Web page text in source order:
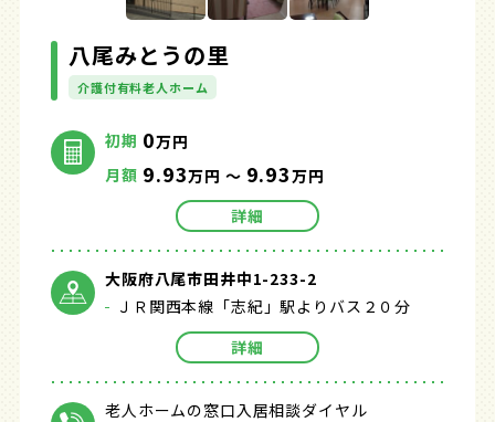
八尾みとうの里
介護付有料老人ホーム
初期 0万円
月額 9.93万円 ～ 9.93万円
詳細
大阪府八尾市田井中1-233-2
ＪＲ関西本線「志紀」駅よりバス２０分
詳細
老人ホームの窓口入居相談ダイヤル